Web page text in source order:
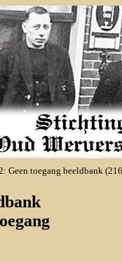
Geen toegang beeldbank